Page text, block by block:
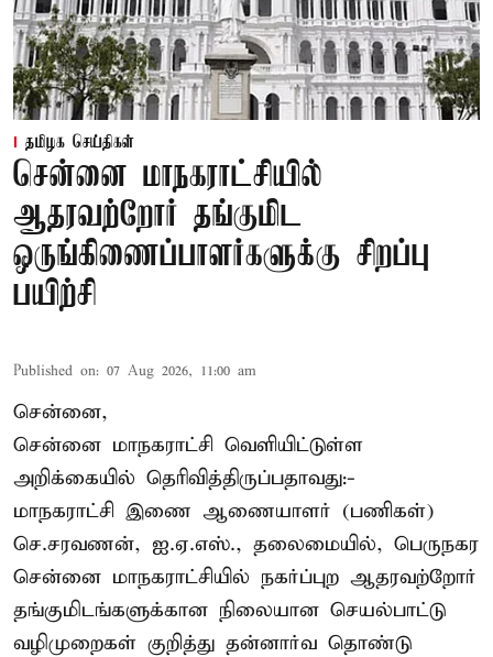
தமிழக செய்திகள்
சென்னை மாநகராட்சியில்
ஆதரவற்றோர் தங்குமிட
ஒருங்கிணைப்பாளர்களுக்கு சிறப்பு
பயிற்சி
Published on: 07 Aug 2026, 11:00 am
சென்னை,
சென்னை மாநகராட்சி வெளியிட்டுள்ள
அறிக்கையில் தெரிவித்திருப்பதாவது:-
மாநகராட்சி இணை ஆணையாளர் (பணிகள்)
செ.சரவணன், ஐ.ஏ.எஸ்., தலைமையில், பெருநகர
சென்னை மாநகராட்சியில் நகர்ப்புற ஆதரவற்றோர்
தங்குமிடங்களுக்கான நிலையான செயல்பாட்டு
வழிமுறைகள் குறித்து தன்னார்வ தொண்டு